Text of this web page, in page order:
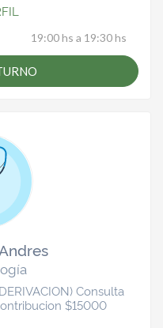
19:00 hs a 19:30 hs
Consulta
$15000